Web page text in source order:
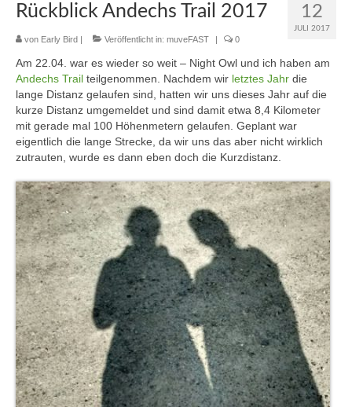
muveFAST
muveLIVELY
muveBOLDLY
muveFAR
12
JULI 2017
Rückblick Andechs Trail 2017
von Early Bird Veröffentlicht in: muveFAST 0
Am 22.04. war es wieder so weit – Night Owl und ich haben am
Andechs Trail teilgenommen. Nachdem wir letztes Jahr die
lange Distanz gelaufen sind, hatten wir uns dieses Jahr auf die
kurze Distanz umgemeldet und sind damit etwa 8,4 Kilometer
mit gerade mal 100 Höhenmetern gelaufen. Geplant war
eigentlich die lange Strecke, da wir uns das aber nicht wirklich
zutrauten, wurde es dann eben doch die Kurzdistanz.